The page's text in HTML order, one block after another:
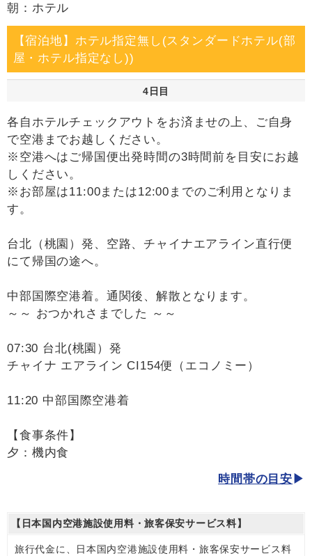
朝：ホテル
【宿泊地】ホテル指定無し(スタンダードホテル(部
屋・ホテル指定なし))
4日目
各自ホテルチェックアウトをお済ませの上、ご自身
で空港までお越しください。
※空港へはご帰国便出発時間の3時間前を目安にお越
しください。
※お部屋は11:00または12:00までのご利用となりま
す。
台北（桃園）発、空路、チャイナエアライン直行便
にて帰国の途へ。
中部国際空港着。通関後、解散となります。
～～ おつかれさまでした ～～
07:30 台北(桃園）発
チャイナ エアライン CI154便（エコノミー）
11:20 中部国際空港着
【食事条件】
夕：機内食
時間帯の目安
【日本国内空港施設使用料・旅客保安サービス料】
旅行代金に、日本国内空港施設使用料・旅客保安サービス料